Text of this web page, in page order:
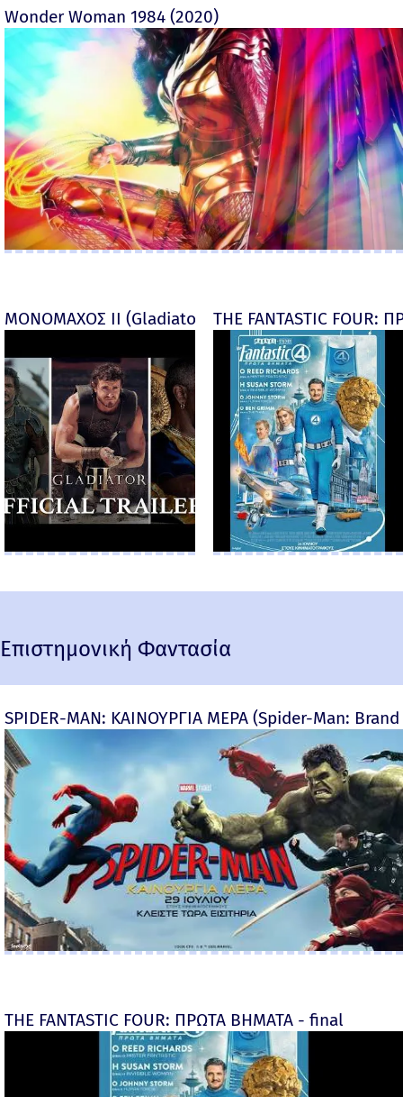
Wonder Woman 1984 (2020)
ΜΟΝΟΜΑΧΟΣ ΙΙ (Gladiator II) -THE FANTASTIC
Επιστημονική Φαντασία
SPIDER-MAN: ΚΑΙΝΟΥΡΓΙΑ ΜΕΡΑ (Spider-Man:
THE FANTASTIC FOUR: ΠΡΩΤΑ ΒΗΜΑΤΑ - final